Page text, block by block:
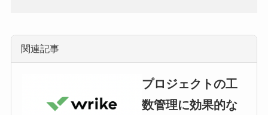
関連記事
プロジェクトの工
数管理に効果的な